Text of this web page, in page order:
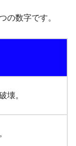
の数字です。
壊。